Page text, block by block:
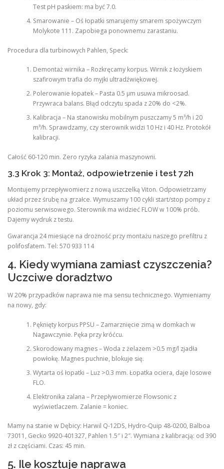
Test pH paskiem: ma być 7.0.
Smarowanie – Oś łopatki smarujemy smarem spożywczym
Molykote 111. Zapobiega ponownemu zarastaniu.
Procedura dla turbinowych Pahlen, Speck:
Demontaż wirnika – Rozkręcamy korpus. Wirnik z łożyskiem
szafirowym trafia do myjki ultradźwiękowej.
Polerowanie łopatek – Pasta 0.5 µm usuwa mikroosad.
Przywraca balans. Błąd odczytu spada z 20% do <2%.
Kalibracja – Na stanowisku mobilnym puszczamy 5 m³/h i 20
m³/h. Sprawdzamy, czy sterownik widzi 10 Hz i 40 Hz. Protokół
kalibracji.
Całość 60-120 min. Zero ryzyka zalania maszynowni.
3.3 Krok 3: Montaż, odpowietrzenie i test 72h
Montujemy przepływomierz z nową uszczelką Viton. Odpowietrzamy
układ przez śrubę na grzałce. Wymuszamy 100 cykli start/stop pompy z
poziomu serwisowego. Sterownik ma widzieć FLOW w 100% prób.
Dajemy wydruk z testu.
Gwarancja 24 miesiące na drożność przy montażu naszego prefiltru z
polifosfatem. Tel: 570 933 114
4. Kiedy wymiana zamiast czyszczenia?
Uczciwe doradztwo
W 20% przypadków naprawa nie ma sensu technicznego. Wymieniamy
na nowy, gdy:
Pęknięty korpus PPSU – Zamarznięcie zimą w domkach w
Nagawczynie. Pęka przy króćcu.
Skorodowany magnes – Woda z żelazem >0.5 mg/l zjadła
powłokę. Magnes puchnie, blokuje się.
Wytarta oś łopatki – Luz >0.3 mm. Łopatka ociera, daje losowe
FLO.
Elektronika zalana – Przepływomierze Flowsonic z
wyświetlaczem. Zalanie = koniec.
Mamy na stanie w Dębicy: Harwil Q-12DS, Hydro-Quip 48-0200, Balboa
73011, Gecko 9920-401327, Pahlen 1.5″ i 2″. Wymiana z kalibracją: od 390
zł z częściami. Czas: 45 min.
5. Ile kosztuje naprawa